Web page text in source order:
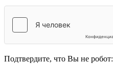
Подтвердите, что Вы не робот: